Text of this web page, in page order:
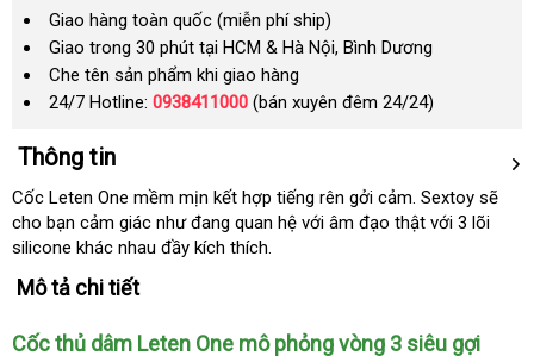
Giao hàng toàn quốc (miễn phí ship)
Giao trong 30 phút tại HCM & Hà Nội, Bình Dương
Che tên sản phẩm khi giao hàng
24/7 Hotline: 0938411000 (bán xuyên đêm 24/24)
Thông tin
Cốc Leten One mềm mịn kết hợp tiếng rên gởi cảmcó
nên
. Sextoy bình
luận
sẽ
cho bạn cảm giác như đang quan hệ cao
với âm đạo thật kho
với 3 lõi
silicone khác nhau đầy kích thích.
Mô tả chi tiết
Cốc thủ dâm Leten One mô phỏng vòng 3 siêu gợi